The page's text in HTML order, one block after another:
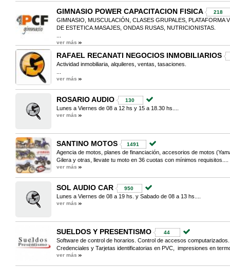
GIMNASIO POWER CAPACITACION FISICA 218
GIMNASIO, MUSCULACIÓN, CLASES GRUPALES, PLATAFORMA
DE ESTETICA.MASAJES, ONDAS RUSAS, NUTRICIONISTAS.
ver más
RAFAEL RECANATI NEGOCIOS INMOBILIARIOS
Actividad inmobiliaria, alquileres, ventas, tasaciones.
ver más
ROSARIO AUDIO 130
Lunes a Viernes de 08 a 12 hs y 15 a 18.30 hs....
ver más
SANTINO MOTOS 1491
Agencia de motos, planes de financiación, accesorios de motos
Gilera y otras, llevate tu moto en 36 cuotas con mínimos requisitos....
ver más
SOL AUDIO CAR 950
Lunes a Viernes de 08 a 19 hs. y Sabado de 08 a 13 hs....
ver más
SUELDOS Y PRESENTISMO 44
Software de control de horarios. Control de accesos
Credenciales y Tarjetas identificatorias en PVC, impresiones en
ver más